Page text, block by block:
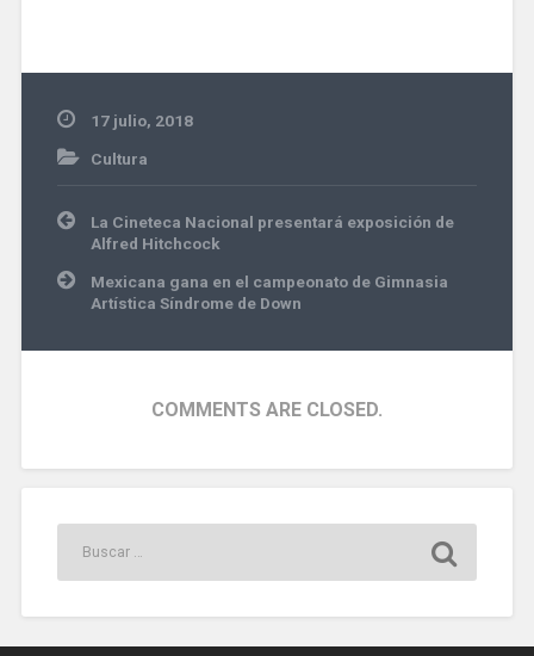
17 julio, 2018
Cultura
Navegación
entradas
La Cineteca Nacional presentará exposición de
Alfred Hitchcock
Mexicana gana en el campeonato de Gimnasia
Artística Síndrome de Down
COMMENTS ARE CLOSED.